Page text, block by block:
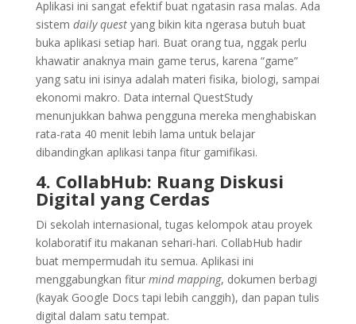
Aplikasi ini sangat efektif buat ngatasin rasa malas. Ada
sistem daily questyang bikin kita ngerasa butuh buat
buka aplikasi setiap hari. Buat orang tua, nggak perlu
khawatir anaknya main game terus, karena “game”
yang satu ini isinya adalah materi fisika, biologi, sampai
ekonomi makro. Data internal QuestStudy
menunjukkan bahwa pengguna mereka menghabiskan
rata-rata 40 menit lebih lama untuk belajar
dibandingkan aplikasi tanpa fitur gamifikasi.
4. CollabHub: Ruang Diskusi
Digital yang Cerdas
Di sekolah internasional, tugas kelompok atau proyek
kolaboratif itu makanan sehari-hari. CollabHub hadir
buat mempermudah itu semua. Aplikasi ini
menggabungkan fitur mind mapping, dokumen berbagi
(kayak Google Docs tapi lebih canggih), dan papan tulis
digital dalam satu tempat.